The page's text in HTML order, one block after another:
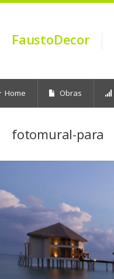
FaustoDecor
Home Obras
fotomural-para